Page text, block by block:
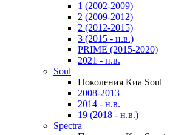
1 (2002-2009)
2 (2009-2012)
2 (2012-2015)
3 (2015 - н.в.)
PRIME (2015-2020)
2021 - н.в.
Soul
Поколения Киа Soul
2008-2013
2014 - н.в.
19 (2018 - н.в.)
Spectra